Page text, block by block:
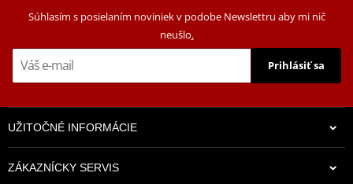
Súhlasím s posielaním noviniek v podobe Newslettru aby mi nič
neušlo.
Prihlásiť sa
UŽITOČNÉ INFORMÁCIE
ZÁKAZNÍCKY SERVIS